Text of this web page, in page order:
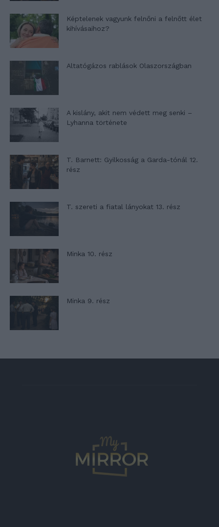
Képtelenek vagyunk felnőni a felnőtt élet
kihívásaihoz?
Altatógázos rablások Olaszországban
A kislány, akit nem védett meg senki –
Lyhanna története
T. Barnett: Gyilkosság a Garda-tónál 12.
rész
T. szereti a fiatal lányokat 13. rész
Minka 10. rész
Minka 9. rész